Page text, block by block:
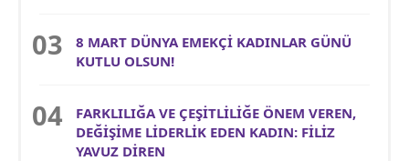
8 MART DÜNYA EMEKÇİ KADINLAR GÜNÜ
KUTLU OLSUN!
FARKLILIĞA VE ÇEŞİTLİLİĞE ÖNEM VEREN,
DEĞİŞİME LİDERLİK EDEN KADIN: FİLİZ
YAVUZ DİREN